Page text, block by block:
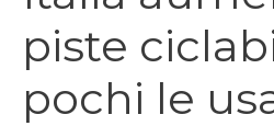
piste
pochi le